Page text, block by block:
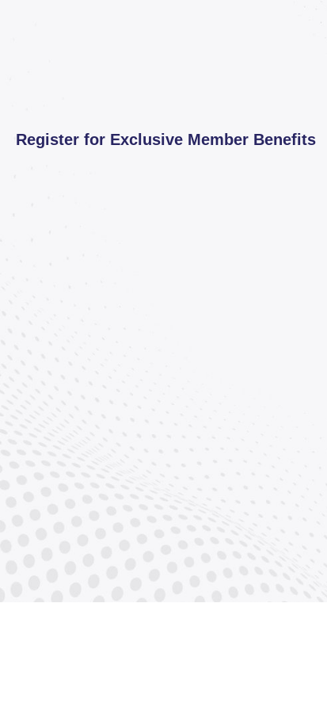
Register for Exclusive Member Benefits